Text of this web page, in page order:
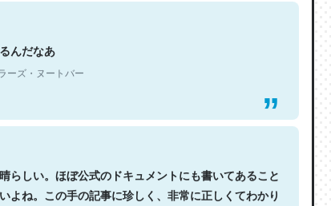
んだなあ
ズ・ヌートバー
らしい。ほぼ公式のドキュメントにも書いてあること
よね。この手の記事に珍しく、非常に正しくてわかり